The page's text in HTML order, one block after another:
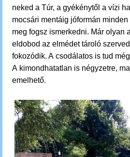
neked a Túr, a gyékénytől a vízi
mocsári mentáig jóformán
meg fogsz ismerkedni. Már olyan
eldobod az elmédet tároló
fokozódik. A csodálatos is tud
A kimondhatatlan is négyzetre,
emelhető.